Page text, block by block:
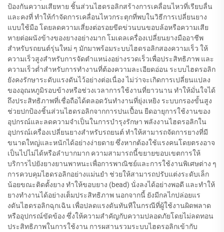
ป้องกันความเสียหาย ชิ้นส่วนไฮดรอลิกสร้างการเคลื่อนไหวที่เรียบลื่น
และคงที่ ทำให้กำจัดการเคลื่อนไหวกระตุกที่พบในวิธีการเปลี่ยนยาง
แบบใช้มือ โดยลดความเสี่ยงต่อรอยขีดข่วนบนขอบล้อหรือความเสีย
หายต่อผนังข้างของยางอย่างมาก โมเดลเครื่องเปลี่ยนยางมืออาชีพ
สำหรับรถยนต์รุ่นใหม่ ๆ มักมาพร้อมระบบไฮดรอลิกสองความเร็ว ให้
ความเร็วสูงสำหรับการจัดตำแหน่งอย่างรวดเร็วเพื่อประสิทธิภาพ และ
ความเร็วต่ำสำหรับการทำงานที่ต้องความละเอียดอ่อน ระบบไฮดรอลิก
ยังคงรักษาระดับแรงดันไว้อย่างต่อเนื่อง ไม่ว่าจะเกิดการเปลี่ยนแปลง
ของอุณหภูมิรอบข้างหรือช่วงเวลาการใช้งานที่ยาวนาน ทำให้มั่นใจได้
ถึงประสิทธิภาพที่เชื่อถือได้ตลอดวันทำงานที่ยุ่งเหยิง ระบบกรองขั้นสูง
ช่วยปกป้องชิ้นส่วนไฮดรอลิกจากการปนเปื้อน ยืดอายุการใช้งานของ
อุปกรณ์และลดความจำเป็นในการบำรุงรักษา พลังงานไฮดรอลิกใน
อุปกรณ์เครื่องเปลี่ยนยางสำหรับรถยนต์ ทำให้สามารถจัดการยางที่มี
ขนาดใหญ่และหนักได้อย่างง่ายดาย ซึ่งหากต้องใช้แรงคนโดยตรงอาจ
เป็นไปไม่ได้หรือลำบากมาก ความสามารถนี้ขยายขอบเขตการให้
บริการไปยังยางยานพาหนะเพื่อการพาณิชย์และการใช้งานพิเศษต่าง ๆ
การควบคุมไฮดรอลิกอย่างแม่นยำ ช่วยให้สามารถปรับแต่งระดับเล็ก
น้อยขณะติดตั้งยาง ทำให้ขอบยาง (bead) นั่งลงได้อย่างพอดี และทำให้
ยางทำงานได้อย่างเต็มประสิทธิภาพ นอกจากนี้ ยังมีกลไกปล่อยแร
งดันไฮดรอลิกฉุกเฉิน เพื่อปลดแรงดันทันทีในกรณีที่ผู้ใช้งานผิดพลาด
หรืออุปกรณ์ขัดข้อง ซึ่งให้ความสำคัญกับความปลอดภัยโดยไม่ลดทอน
ประสิทธิภาพในการใช้งาน การผสานรวมระบบไฮดรอลิกเข้ากับ